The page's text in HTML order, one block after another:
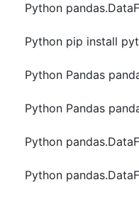
Python
Python pip install
Python